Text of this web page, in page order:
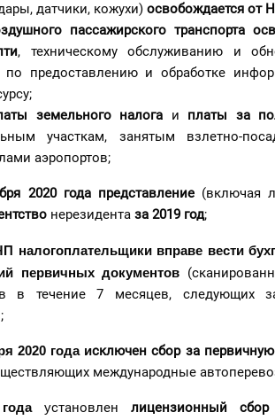
датчики, кожухи) освобождается от
пассажирского транспорта
и, техническому обслуживанию и
по предоставлению и обработке
земельного налога и платы за
участкам, занятым взлетно-
аэропортов;
2020 года представление(включая
нерезидента за 2019 год;
налогоплательщики вправе вести
первичных документов
в течение 7 месяцев, следующих
2020 года исключен сбор за
международные
установленлицензионный